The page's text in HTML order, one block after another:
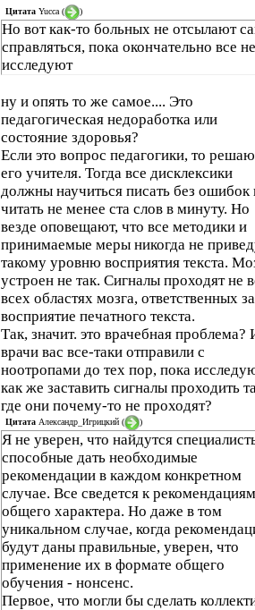
Цитата Yucca ( )
Но вот как-то больных не отсылают
справляться, пока окончательно все не
исследуют
ну и опять то же самое.... Это
педагогическая недоработка или
состояние здоровья?
Если это вопрос педагогики, то
его учителя. Тогда все дисклексики
должны научиться писать без ошибок
читать не менее ста слов в минуту. Но
везде оповещают, что все методики и
принимаемые меры никогда не
такому уровню восприятия текста.
устроен не так. Сигналы проходят не
всех областях мозга, ответственных за
восприятие печатного текста.
Так, значит. это врачебная проблема?
врачи вас все-таки отправили с
ноотропами до тех пор, пока
как же заставить сигналы проходить
где они почему-то не проходят?
Цитата Александр_Игрицкий ( )
Я не уверен, что найдутся
способные дать необходимые
рекомендации в каждом конкретном
случае. Все сведется к рекомендациям
общего характера. Но даже в том
уникальном случае, когда
будут даны правильные, уверен, что
применение их в формате общего
обучения - нонсенс.
Первое, что могли бы сделать